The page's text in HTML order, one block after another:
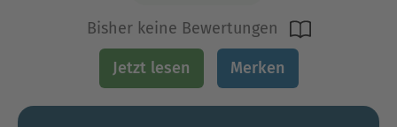
Bisher keine Bewertungen
Jetzt lesen Merken